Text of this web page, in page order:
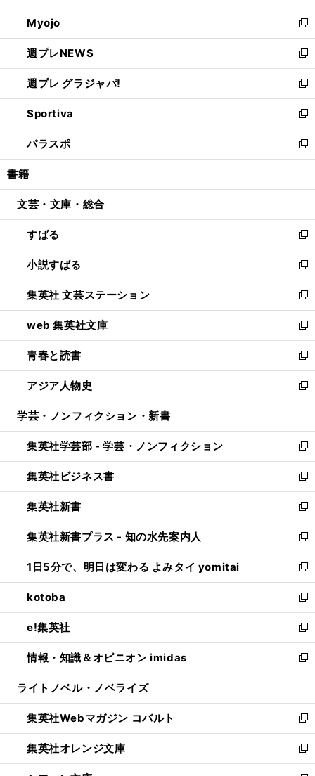
開
く
ウ
で
開
く
ン
ド
ウ
で
開
く
ウ
ィ
ン
ド
ウ
で
開
く
Myojo
新
し
い
ウ
ィ
ン
ド
ウ
で
開
週プレNEWS
新
し
い
ウ
ィ
ン
ド
ウ
開
週プレ グラジャパ!
新
し
い
ウ
ィ
ン
ウ
開
く
Sportiva
新
し
い
ウ
ン
ウ
で
開
く
パラスポ
新
し
ウ
ン
ド
ウ
で
開
く
書籍
文芸・文庫・総合
すばる
新
し
い
ウ
ィ
ン
ド
ウ
で
開
く
小説すばる
新
し
い
ウ
ィ
ン
ド
ウ
で
開
集英社 文芸ステーション
新
し
い
ウ
ィ
ン
ド
ウ
開
く
web 集英社文庫
新
し
い
ウ
ィ
ン
ウ
で
開
く
青春と読書
新
し
い
ウ
ン
ド
ウ
で
開
く
アジア人物史
新
し
ウ
ィ
ン
ド
ウ
で
開
く
学芸・ノンフィクション・新書
集英社学芸部 - 学芸・ノンフィクション
新
し
い
ウ
ィ
ン
ド
ウ
で
開
く
集英社ビジネス書
新
し
い
ウ
ィ
ン
ド
ウ
で
開
く
集英社新書
新
し
い
ウ
ィ
ン
ド
ウ
で
開
く
集英社新書プラス - 知の水先案内人
新
し
い
ウ
ィ
ン
ド
ウ
で
開
1日5分で、明日は変わる よみタイ yomitai
新
し
い
ウ
ィ
ン
ド
ウ
開
く
kotoba
新
し
い
ウ
ィ
ン
ウ
で
開
く
e!集英社
新
し
い
ウ
ン
ド
ウ
で
開
情報・知識＆オピニオン imidas
新
し
ウ
ィ
ン
ド
ウ
ライトノベル・ノベライズ
集英社Webマガジン コバルト
新
し
い
ウ
集英社オレンジ文庫
新
し